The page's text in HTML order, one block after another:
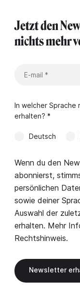
Jetzt den
nichts mehr
In welcher
erhalten? *
Deutsch
Wenn du den
abonnierst,
persönlichen
sowie deiner
Auswahl der
erhalten. Mehr
Rechtshinweis.